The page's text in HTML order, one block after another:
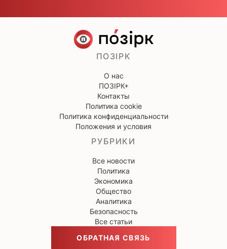
ПОЗІРК
О нас
ПОЗІРК+
Контакты
Политика cookie
Политика конфиденциальности
Положения и условия
РУБРИКИ
Все новости
Политика
Экономика
Общество
Аналитика
Безопасность
Все статьи
ОБРАТНАЯ СВЯЗЬ